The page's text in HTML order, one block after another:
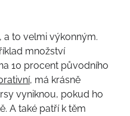
a to velmi výkonným.
množství
10 procent původního
, má krásně
vyniknou, pokud ho
A také patří k těm